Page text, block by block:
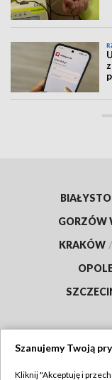
GORZÓW
KRAKÓW /
Szanujemy Twoją
Kliknij "Akceptuję i